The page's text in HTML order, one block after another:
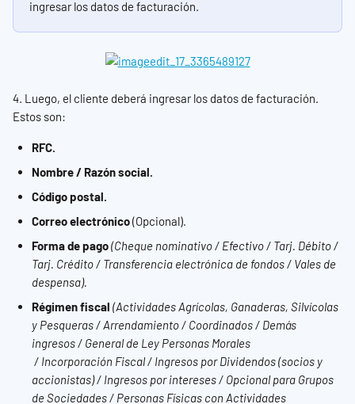
ingresar los datos de facturación.
4. Luego, el cliente deberá ingresar los datos de facturación.
Estos son:
RFC.
Nombre / Razón social.
Código postal.
Correo electrónico (Opcional).
Forma de pago (Cheque nominativo / Efectivo / Tarj. Débito /
Tarj. Crédito / Transferencia electrónica de fondos / Vales de
despensa).
Régimen fiscal (Actividades Agrícolas, Ganaderas, Silvícolas
y Pesqueras / Arrendamiento / Coordinados / Demás
ingresos / General de Ley Personas Morales
/ Incorporación Fiscal / Ingresos por Dividendos (socios y
accionistas) / Ingresos por intereses / Opcional para Grupos
de Sociedades / Personas Físicas con Actividades